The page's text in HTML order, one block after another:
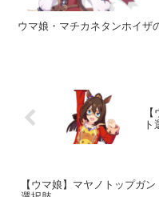
ウマ娘・マチカネタンホイザ
ト
【ウマ娘】マヤノトップガン